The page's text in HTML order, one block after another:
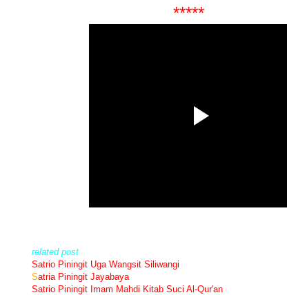
*****
related post
Satrio Piningit Uga Wangsit Siliwangi
Satria Piningit Jayabaya
Satrio Piningit Imam Mahdi Kitab Suci Al-Qur'an